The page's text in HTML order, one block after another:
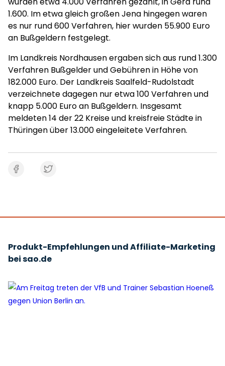
1.600. Im etwa gleich großen Jena hingegen waren
es nur rund 600 Verfahren, hier wurden 55.900 Euro
an Bußgeldern festgelegt.
Im Landkreis Nordhausen ergaben sich aus rund 1.300
Verfahren Bußgelder und Gebühren in Höhe von
182.000 Euro. Der Landkreis Saalfeld-Rudolstadt
verzeichnete dagegen nur etwa 100 Verfahren und
knapp 5.000 Euro an Bußgeldern. Insgesamt
meldeten 14 der 22 Kreise und kreisfreie Städte in
Thüringen über 13.000 eingeleitete Verfahren.
Produkt-Empfehlungen und Affiliate-Marketing
bei sao.de